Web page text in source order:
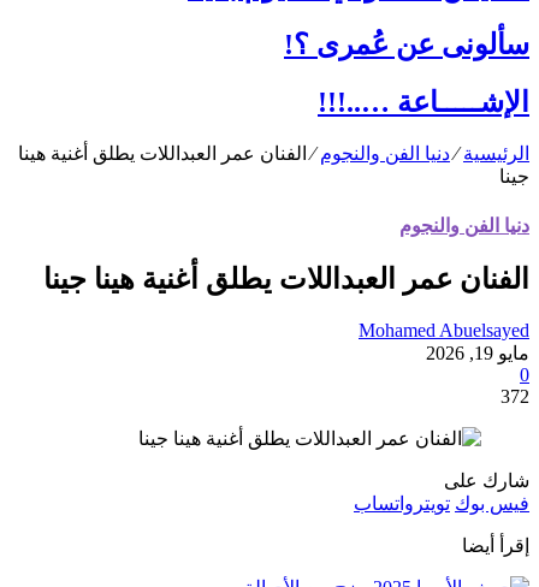
سألونى عن عُمرى ؟!
الإشـــــاعة …..!!!
الرئيسية⁄دنيا الفن والنجوم⁄ الفنان عمر العبداللات يطلق أغنية هينا
جينا
دنيا الفن والنجوم
الفنان عمر العبداللات يطلق أغنية هينا جينا
Mohamed Abuelsayed
مايو 19, 2026
0
372
شارك على
فيس بوك تويتر واتساب
إقرأ أيضا